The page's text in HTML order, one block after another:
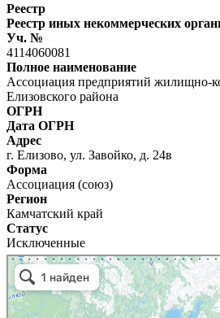
Реестр
Реестр иных некоммерческих
Уч. №
4114060081
Полное наименование
Ассоциация предприятий жилищно-
Елизовского района
ОГРН
Дата ОГРН
Адрес
г. Елизово, ул. Завойко, д. 24в
Форма
Ассоциация (союз)
Регион
Камчатский край
Статус
Исключенные